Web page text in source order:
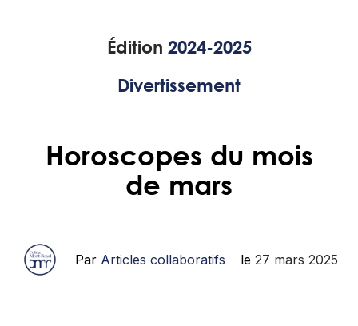
Édition 2024-2025
Divertissement
Horoscopes du mois
de mars
Par Articles collaboratifs le 27 mars 2025